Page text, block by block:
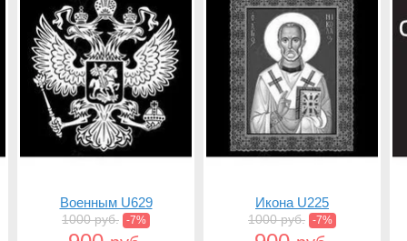
Военным U629
1000 руб. -7%
Икона U225
1000 руб. -7%